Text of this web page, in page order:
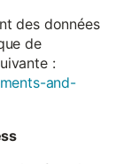
des données
de
:
and-